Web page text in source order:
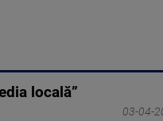
locală”
03-04-